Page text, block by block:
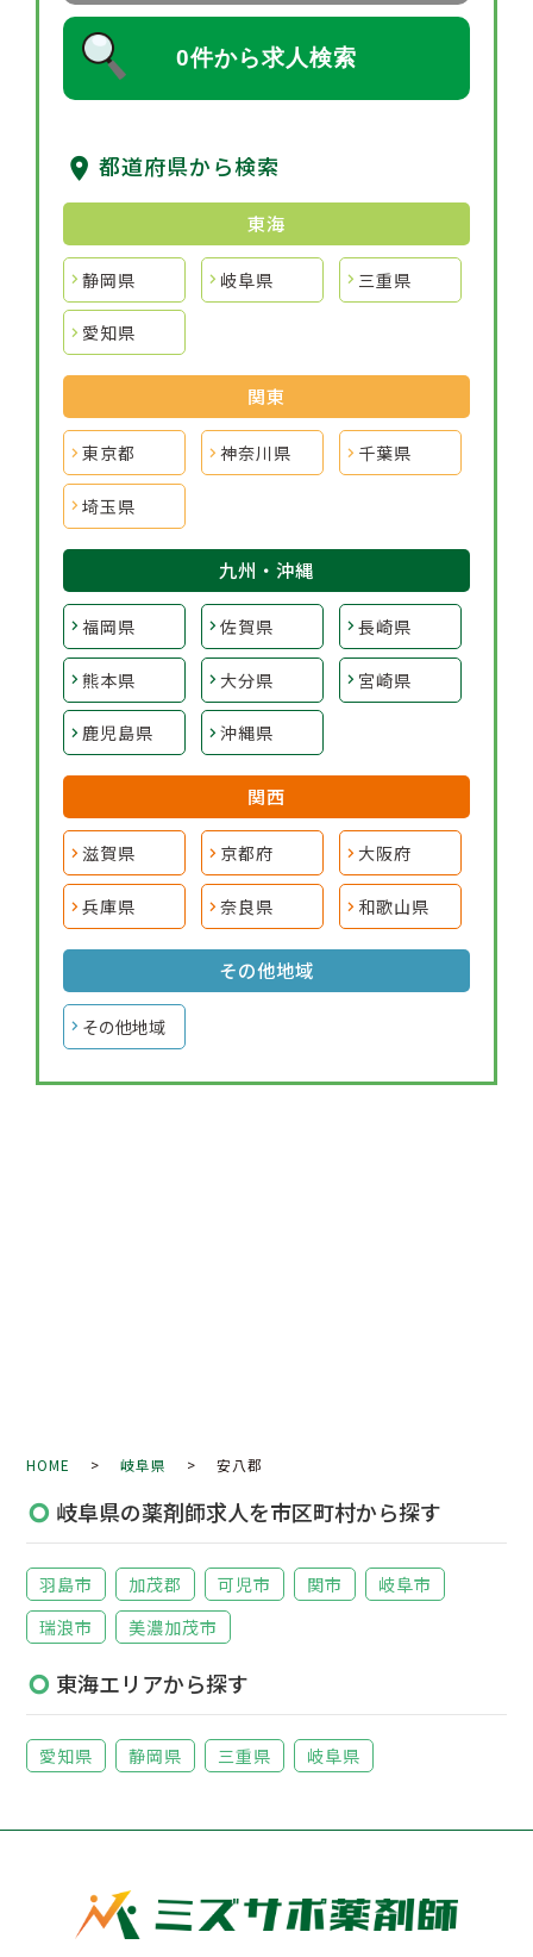
0件から求人検索
都道府県から検索
東海
静岡県 岐阜県 三重県
愛知県
関東
東京都 神奈川県 千葉県
埼玉県
九州・沖縄
福岡県 佐賀県 長崎県
熊本県 大分県 宮崎県
鹿児島県 沖縄県
関西
滋賀県 京都府 大阪府
兵庫県 奈良県 和歌山県
その他地域
その他地域
HOME >岐阜県 > 安八郡
岐阜県の薬剤師求人を市区町村から探す
羽島市 加茂郡 可児市 関市
岐阜市
瑞浪市
美濃加茂市
東海エリアから探す
愛知県 静岡県 三重県 岐阜県